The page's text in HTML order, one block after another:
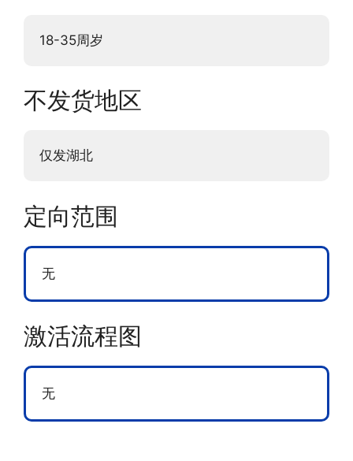
18-35周岁
不发货地区
仅发湖北
定向范围
无
激活流程图
无